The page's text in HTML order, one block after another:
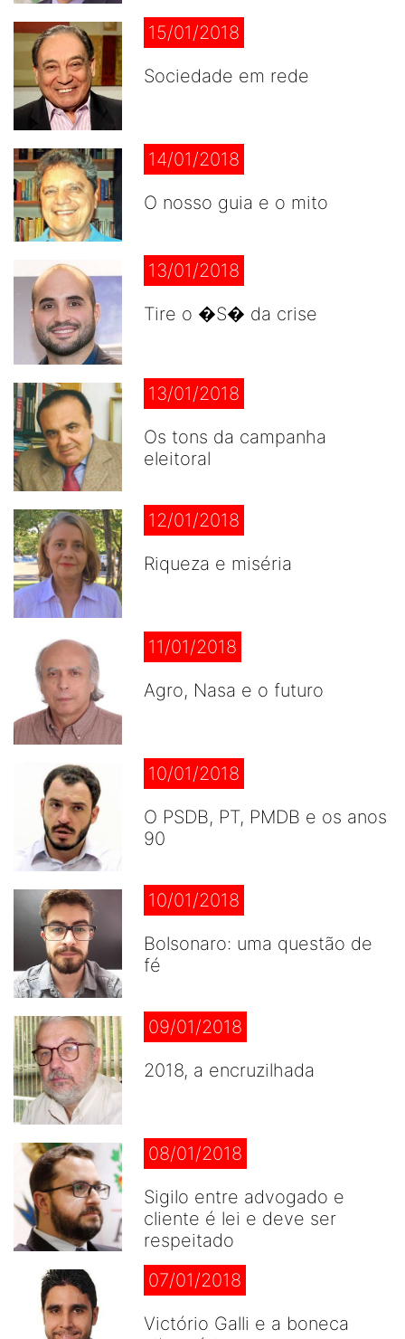
15/01/2018
Sociedade em rede
14/01/2018
O nosso guia e o mito
13/01/2018
Tire o �S� da crise
13/01/2018
Os tons da campanha
eleitoral
12/01/2018
Riqueza e miséria
11/01/2018
Agro, Nasa e o futuro
10/01/2018
O PSDB, PT, PMDB e os anos
90
10/01/2018
Bolsonaro: uma questão de
fé
09/01/2018
2018, a encruzilhada
08/01/2018
Sigilo entre advogado e
cliente é lei e deve ser
respeitado
07/01/2018
Victório Galli e a boneca